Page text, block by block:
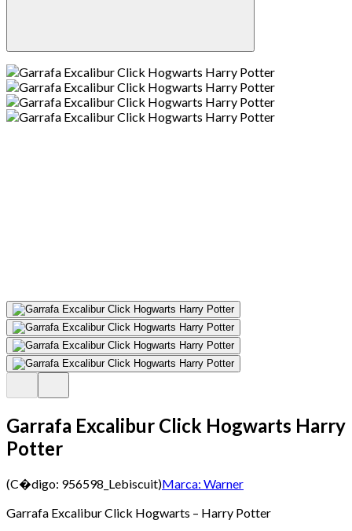
Garrafa Excalibur Click Hogwarts Harry
Potter
(C�digo: 956598_Lebiscuit)Marca: Warner
Garrafa Excalibur Click Hogwarts – Harry Potter